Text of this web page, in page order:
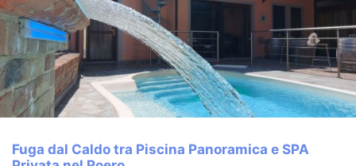
Fuga dal Caldo tra Piscina Panoramica e SPA